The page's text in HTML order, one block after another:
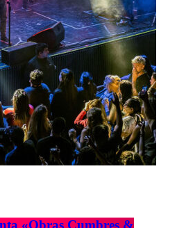
«Obras Cumbres &